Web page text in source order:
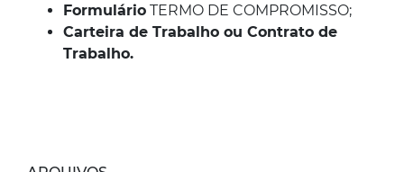
Formulário TERMO DE COMPROMISSO;
Carteira de Trabalho ou Contrato de
Trabalho.